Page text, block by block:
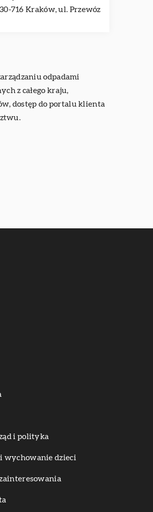
716 Kraków, ul. Przewóz
odpadami
z całego kraju,
dostęp do portalu klienta
i polityka
wychowanie dzieci